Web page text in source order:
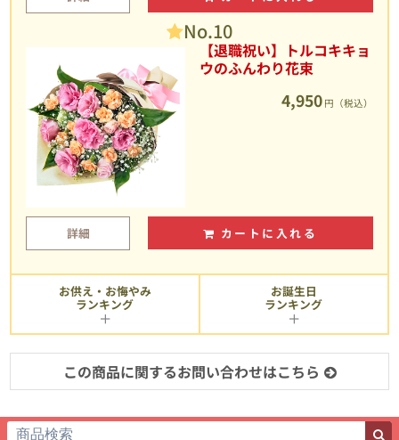
No.10
【退職祝い】トルコキキョ
ウのふんわり花束
4,950 円（税込）
詳細 カートに入れる
お供え・お悔やみ
ランキング
お誕生日
ランキング
この商品に関するお問い合わせはこちら